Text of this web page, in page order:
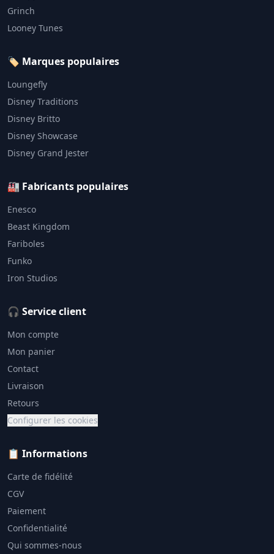
Grinch
Looney Tunes
🏷️ Marques populaires
Loungefly
Disney Traditions
Disney Britto
Disney Showcase
Disney Grand Jester
🏭 Fabricants populaires
Enesco
Beast Kingdom
Fariboles
Funko
Iron Studios
🎧 Service client
Mon compte
Mon panier
Contact
Livraison
Retours
Configurer les cookies
📋 Informations
Carte de fidélité
CGV
Paiement
Confidentialité
Qui sommes-nous